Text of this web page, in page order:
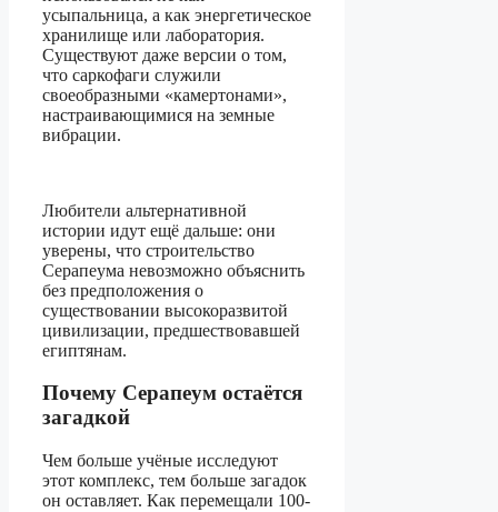
усыпальница, а как энергетическое
хранилище или лаборатория.
Существуют даже версии о том,
что саркофаги служили
своеобразными «камертонами»,
настраивающимися на земные
вибрации.
Любители альтернативной
истории идут ещё дальше: они
уверены, что строительство
Серапеума невозможно объяснить
без предположения о
существовании высокоразвитой
цивилизации, предшествовавшей
египтянам.
Почему Серапеум остаётся
загадкой
Чем больше учёные исследуют
этот комплекс, тем больше загадок
он оставляет. Как перемещали 100-